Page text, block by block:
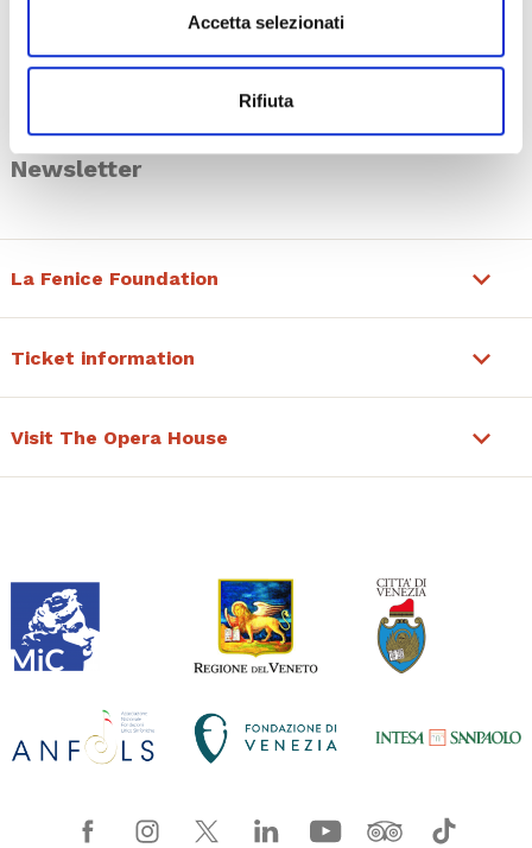
Accetta selezionati
Rifiuta
Prepare your visit
Visit La Fenice
Newsletter
La Fenice Foundation
Ticket information
Visit The Opera House